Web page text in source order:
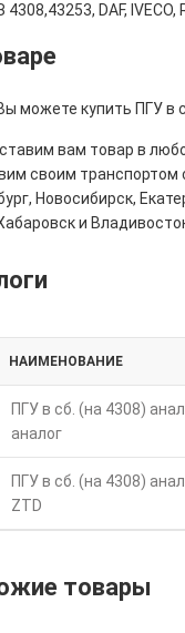
DAF, IVECO,
можете купить ПГУ в
вам товар в
своим транспортом
Новосибирск,
и
НАИМЕНОВАНИЕ
ПГУ в сб. (на 4308)
аналог
ПГУ в сб. (на 4308)
ZTD
товары